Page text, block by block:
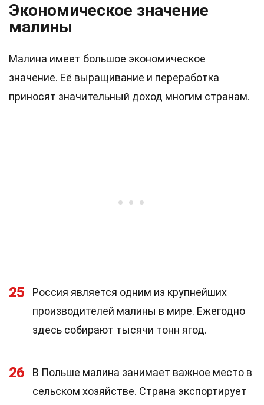
Экономическое значение
малины
Малина имеет большое экономическое
значение. Её выращивание и переработка
приносят значительный доход многим странам.
25
Россия является одним из крупнейших
производителей малины в мире. Ежегодно
здесь собирают тысячи тонн ягод.
26
В Польше малина занимает важное место в
сельском хозяйстве. Страна экспортирует